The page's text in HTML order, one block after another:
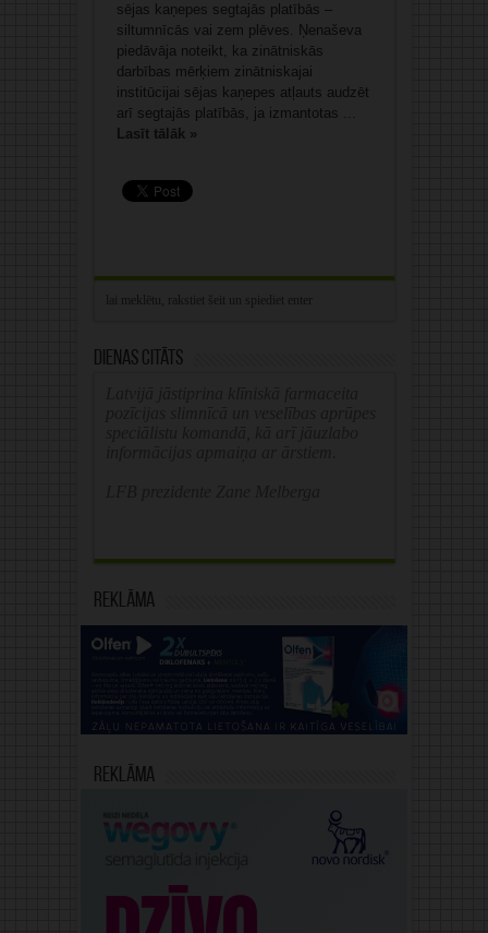
sējas kaņepes segtajās platībās –
siltumnīcās vai zem plēves. Ņenaševa
piedāvāja noteikt, ka zinātniskās
darbības mērķiem zinātniskajai
institūcijai sējas kaņepes atļauts audzēt
arī segtajās platībās, ja izmantotas ...
Lasīt tālāk »
Dienas citāts
Reklāma
Reklāma